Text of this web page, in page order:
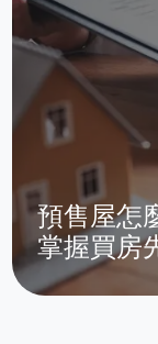
預售屋怎
掌握買房